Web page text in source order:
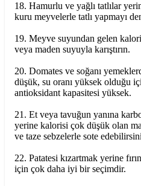
18. Hamurlu ve yağlı tatlılar
kuru meyvelerle tatlı yapmayı
19. Meyve suyundan gelen
veya maden suyuyla karıştırın.
20. Domates ve soğanı
düşük, su oranı yüksek olduğu
antioksidant kapasitesi yüksek.
21. Et veya tavuğun yanına
yerine kalorisi çok düşük olan
ve taze sebzelerle sote
22. Patatesi kızartmak yerine
için çok daha iyi bir seçimdir.